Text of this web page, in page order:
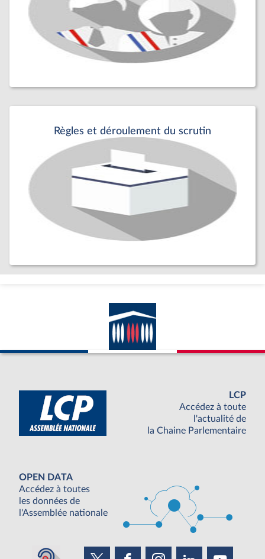
Règles et déroulement du scrutin
LCP
Accédez à toute
l'actualité de
la Chaine Parlementaire
OPEN DATA
Accédez à toutes
les données de
l'Assemblée nationale